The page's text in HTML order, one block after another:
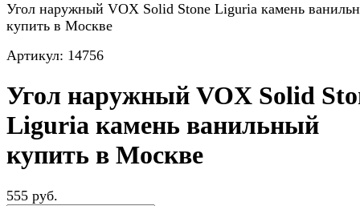
Угол наружный VOX Solid Stone Liguria камень
купить в Москве
Артикул: 14756
Угол наружный VOX Solid
Liguria камень ванильный
купить в Москве
555 руб.